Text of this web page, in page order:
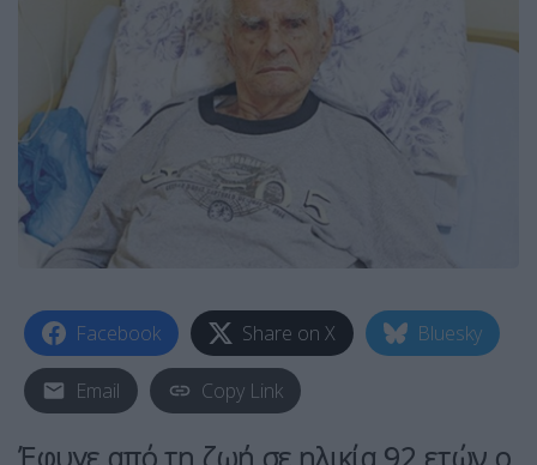
Facebook Share on X Bluesky
Email Copy Link